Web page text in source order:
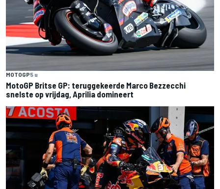
MOTOGP5 u
MotoGP Britse GP: teruggekeerde Marco Bezzecchi
snelste op vrijdag, Aprilia domineert